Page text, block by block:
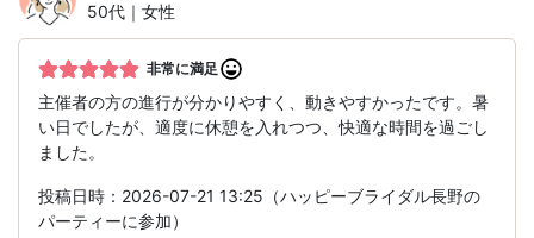
50代｜女性
非常に満足
主催者の方の進行が分かりやすく、動きやすかったです。暑
い日でしたが、適度に休憩を入れつつ、快適な時間を過ごし
ました。
投稿日時：2026-07-21 13:25（ハッピーブライダル長野の
パーティーに参加）